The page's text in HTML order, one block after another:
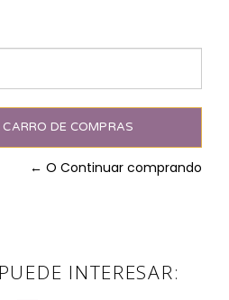
← O Continuar comprando
INTERESAR: